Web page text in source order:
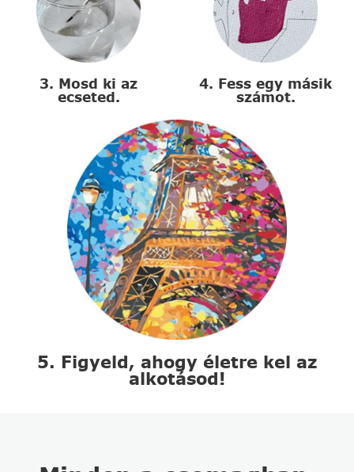
3. Mosd ki az
ecseted.
4. Fess egy másik
számot.
5. Figyeld, ahogy életre kel az
alkotásod!